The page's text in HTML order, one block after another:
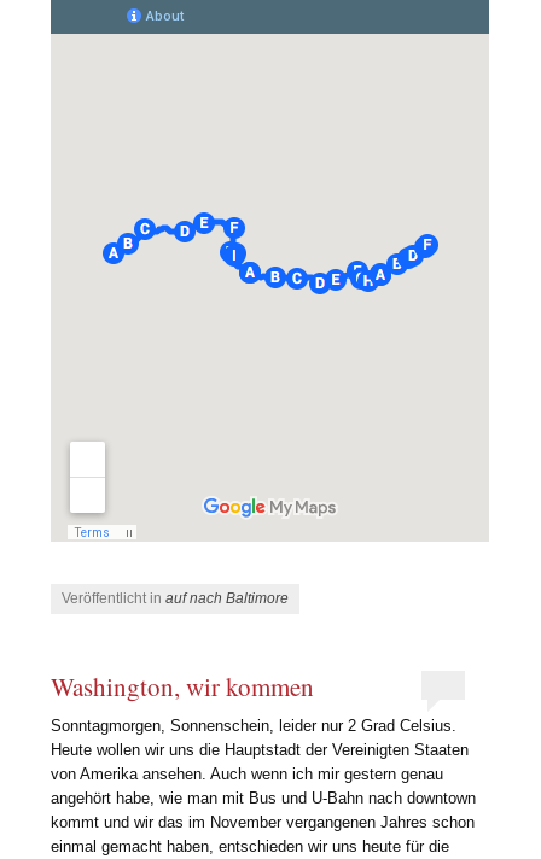
Veröffentlicht inauf nach Baltimore
Washington, wir kommen
Sonntagmorgen, Sonnenschein, leider nur 2 Grad Celsius.
Heute wollen wir uns die Hauptstadt der Vereinigten Staaten
von Amerika ansehen. Auch wenn ich mir gestern genau
angehört habe, wie man mit Bus und U-Bahn nach downtown
kommt und wir das im November vergangenen Jahres schon
einmal gemacht haben, entschieden wir uns heute für die